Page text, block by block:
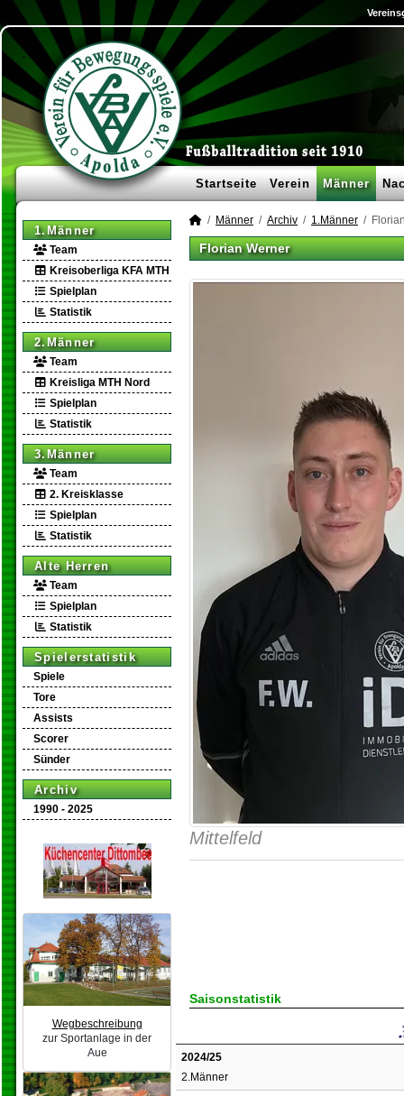
Startseite Verein Männer
1.Männer
Team
Kreisoberliga KFA MTH
Spielplan
Statistik
2.Männer
Team
Kreisliga MTH Nord
Spielplan
Statistik
3.Männer
Team
2. Kreisklasse
Spielplan
Statistik
Alte Herren
Team
Spielplan
Statistik
Spielerstatistik
Spiele
Tore
Assists
Scorer
Sünder
Archiv
1990 - 2025
Wegbeschreibung
zur Sportanlage in der
Aue
Männer Archiv 1.Männer
Florian Werner
Mittelfeld
Saisonstatistik
2024/25
2.Männer